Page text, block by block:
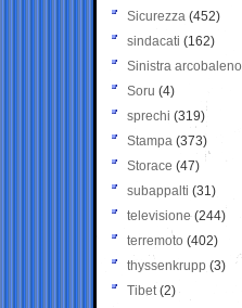
Sicurezza (452)
sindacati (162)
Sinistra arcobaleno
Soru (4)
sprechi (319)
Stampa (373)
Storace (47)
subappalti (31)
televisione(244)
terremoto (402)
thyssenkrupp (3)
Tibet(2)